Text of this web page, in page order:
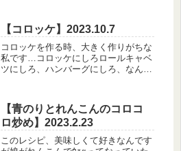
紐もしんどい時期になりますなあ。た
だ、娘はまだ手をつないで歩いてく...
【コロッケ】2023.10.7
コロッケを作る時、大きく作りがちな
私です…コロッケにしろロールキャベ
ツにしろ、ハンバーグにしろ、なんか
いので、1個じゃ少ないかな？？とか
思って２個よそうと多すぎて食べれな
い...
【青のりとれんこんのコロコ
ロ炒め】2023.2.23
このレシピ、美味しくて好きなんです